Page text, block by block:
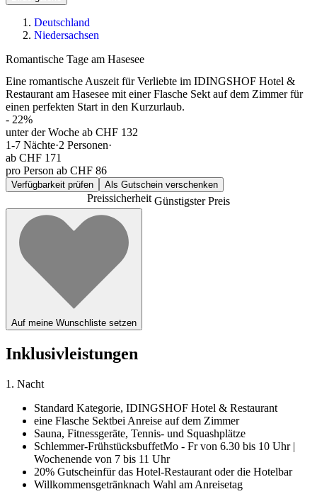
Deutschland
Niedersachsen
Romantische Tage am Hasesee
Eine romantische Auszeit für Verliebte im IDINGSHOF Hotel &
Restaurant am Hasesee mit einer Flasche Sekt auf dem Zimmer für
einen perfekten Start in den Kurzurlaub.
- 22%
unter der Woche ab CHF 132
1-7 Nächte·2 Personen·
ab CHF 171
pro Person ab CHF 86
Verfügbarkeit prüfen Als Gutschein verschenken
PreissicherheitGünstigster Preis
Auf meine Wunschliste setzen
Inklusivleistungen
1. Nacht
Standard Kategorie, IDINGSHOF Hotel & Restaurant
eine Flasche Sektbei Anreise auf dem Zimmer
Sauna, Fitnessgeräte, Tennis- und Squashplätze
Schlemmer-FrühstücksbuffetMo - Fr von 6.30 bis 10 Uhr |
Wochenende von 7 bis 11 Uhr
20% Gutscheinfür das Hotel-Restaurant oder die Hotelbar
Willkommensgetränknach Wahl am Anreisetag